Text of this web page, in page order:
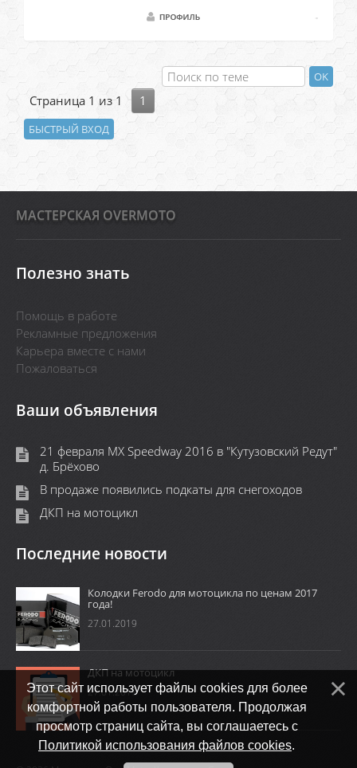
Страница 1 из 1 1
MАСТЕРСКАЯ OVERMOTO
Полезно знать
Помощь в работе
Рекламные предложения
Карьера вместе с нами
Пожаловаться
Ваши объявления
21 февраля MX Speedway 2016 в "Кутузовский Редут"
д. Брёхово
В продаже появились подкаты для снегоходов
ДКП на мотоцикл
Последние новости
Колодки Ferodo для мотоцикла по ценам 2017
года!
27.01.2019
ДКП на мотоцикл
27.01.2019
Этот сайт использует файлы cookies для более
комфортной работы пользователя. Продолжая
просмотр страниц сайта, вы соглашаетесь с
Политикой использования файлов cookies.